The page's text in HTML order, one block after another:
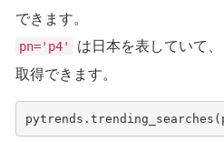
できます。
pn='p4'
は日本を表していて
取得できます。
pytrends . trending_searches (